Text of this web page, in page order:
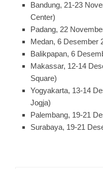
Bandung, 21-23
Center)
Padang, 22
Medan, 6 Desember
Balikpapan, 6
Makassar, 12-14
Square)
Yogyakarta, 13-14
Jogja)
Palembang, 19-21
Surabaya, 19-21